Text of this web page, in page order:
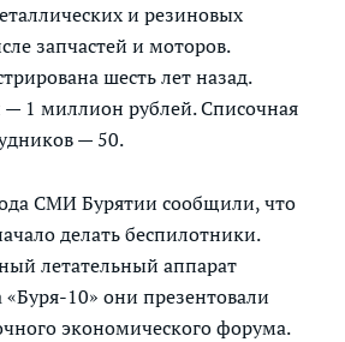
и резиновых
запчастей и моторов.
шесть лет назад.
— 1 миллион рублей. Списочная
— 50.
СМИ Бурятии сообщили, что
делать беспилотники.
летательный аппарат
10» они презентовали
экономического форума.